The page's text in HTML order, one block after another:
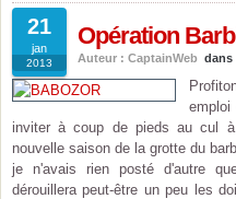
21
jan
2013
Opération
Auteur : CaptainWeb dans
emploi
inviter à coup de pieds au cul
nouvelle saison de la grotte du
je n'avais rien posté d'autre
dérouillera peut-être un peu les